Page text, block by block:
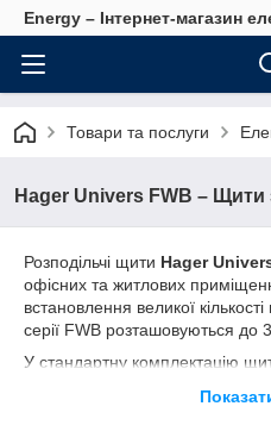
Energy – Інтернет-магазин
Товари та послуги
Hager Univers FWB –
Розподільчі щити Hager
офісних та житлових
встановлення великої
серії FWВ розташовуються до
У стандартну комплектацію
проводів всередині щита.